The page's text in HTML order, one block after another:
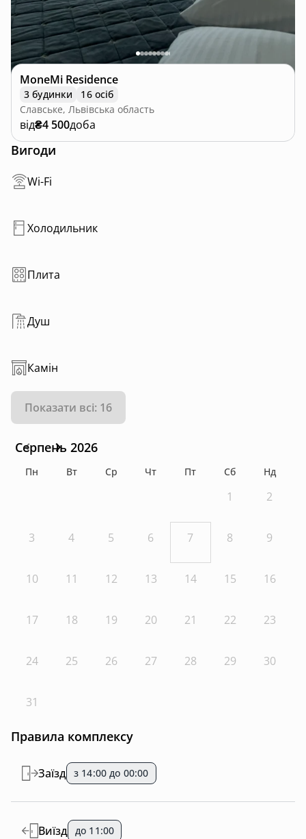
MoneMi Residence
3 будинки
16 осіб
Славське, Львівська область
від₴4 500доба
Вигоди
Wi-Fi
Холодильник
Плита
Душ
Камін
Показати всі: 16
Серпень 2026
Пн Вт Ср Чт Пт Сб Нд
1 2
3 4 5 6 7 8 9
10 11 12 13 14 15 16
17 18 19 20 21 22 23
24 25 26 27 28 29 30
31
Правила комплексу
Заїзд з 14:00 до 00:00
Виїзд до 11:00